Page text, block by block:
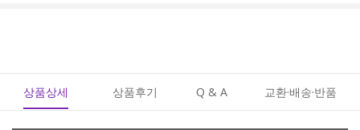
상품상세 상품후기 Q & A 교환·배송·반품